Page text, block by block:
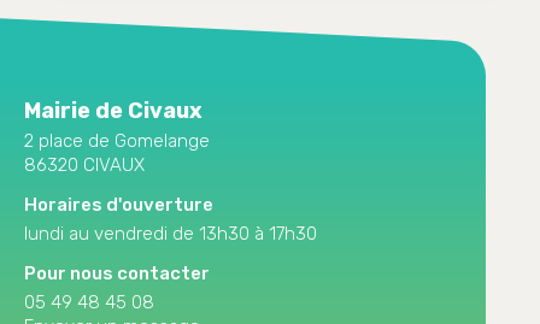
Mairie de Civaux
2 place de Gomelange
86320 CIVAUX
Horaires d'ouverture
lundi au vendredi de 13h30 à 17h30
Pour nous contacter
05 49 48 45 08